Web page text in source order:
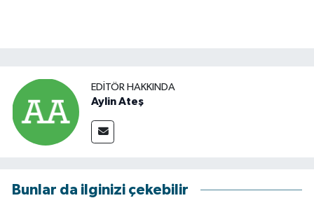
EDITÖR HAKKINDA
Aylin Ateş
Bunlar da ilginizi çekebilir